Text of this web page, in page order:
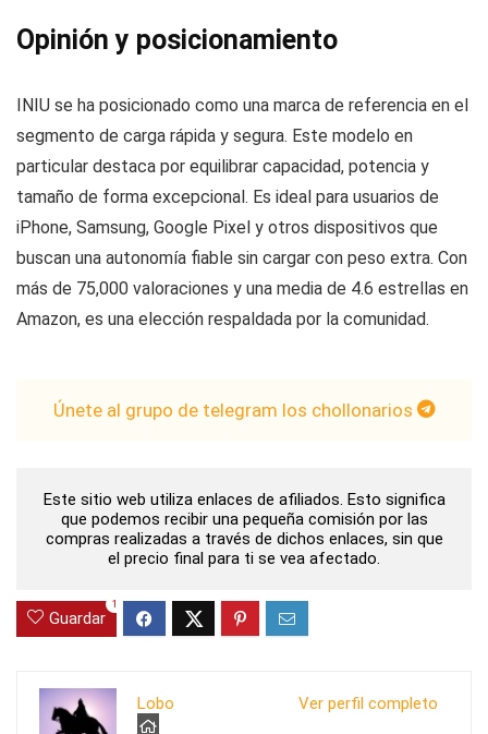
Opinión y posicionamiento
INIU se ha posicionado como una marca de referencia en el
segmento de carga rápida y segura. Este modelo en
particular destaca por equilibrar capacidad, potencia y
tamaño de forma excepcional. Es ideal para usuarios de
iPhone, Samsung, Google Pixel y otros dispositivos que
buscan una autonomía fiable sin cargar con peso extra. Con
más de 75,000 valoraciones y una media de 4.6 estrellas en
Amazon, es una elección respaldada por la comunidad.
Únete al grupo de telegram los chollonarios
Este sitio web utiliza enlaces de afiliados. Esto significa
que podemos recibir una pequeña comisión por las
compras realizadas a través de dichos enlaces, sin que
el precio final para ti se vea afectado.
Guardar
1
Ver perfil completo
Lobo